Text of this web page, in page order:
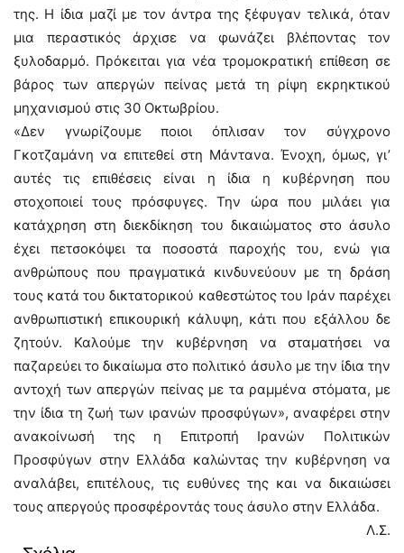
της. Η ίδια μαζί με τον άντρα της ξέφυγαν τελικά, όταν
μια περαστικός άρχισε να φωνάζει βλέποντας τον
ξυλοδαρμό. Πρόκειται για νέα τρομοκρατική επίθεση σε
βάρος των απεργών πείνας μετά τη ρίψη εκρηκτικού
μηχανισμού στις 30 Οκτωβρίου.
«Δεν γνωρίζουμε ποιοι όπλισαν τον σύγχρονο
Γκοτζαμάνη να επιτεθεί στη Μάντανα. Ένοχη, όμως, γι’
αυτές τις επιθέσεις είναι η ίδια η κυβέρνηση που
στοχοποιεί τους πρόσφυγες. Την ώρα που μιλάει για
κατάχρηση στη διεκδίκηση του δικαιώματος στο άσυλο
έχει πετσοκόψει τα ποσοστά παροχής του, ενώ για
ανθρώπους που πραγματικά κινδυνεύουν με τη δράση
τους κατά του δικτατορικού καθεστώτος του Ιράν παρέχει
ανθρωπιστική επικουρική κάλυψη, κάτι που εξάλλου δε
ζητούν. Καλούμε την κυβέρνηση να σταματήσει να
παζαρεύει το δικαίωμα στο πολιτικό άσυλο με την ίδια την
αντοχή των απεργών πείνας με τα ραμμένα στόματα, με
την ίδια τη ζωή των ιρανών προσφύγων», αναφέρει στην
ανακοίνωσή της η Επιτροπή Ιρανών Πολιτικών
Προσφύγων στην Ελλάδα καλώντας την κυβέρνηση να
αναλάβει, επιτέλους, τις ευθύνες της και να δικαιώσει
τους απεργούς προσφέροντάς τους άσυλο στην Ελλάδα.
Λ.Σ.